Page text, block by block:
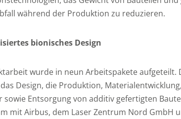
während der Produktion zu reduzieren.
bionisches Design
wurde in neun Arbeitspakete aufgeteilt.
Design, die Produktion,
sowie Entsorgung von additiv gefertigten
mit Airbus, dem Laser Zentrum Nord GmbH